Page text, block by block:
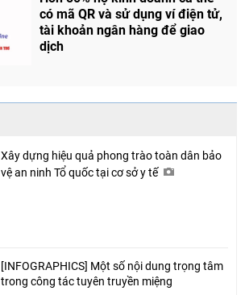
có mã QR và sử dụng ví điện tử,
tài khoản ngân hàng để giao
dịch
Xây dựng hiệu quả phong trào toàn dân bảo
vệ an ninh Tổ quốc tại cơ sở y tế
[INFOGRAPHICS] Một số nội dung trọng tâm
trong công tác tuyên truyền miệng